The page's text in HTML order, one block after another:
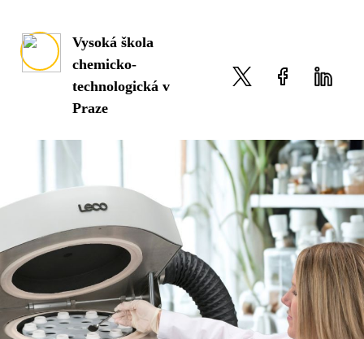
Vysoká škola
chemicko-
technologická v
Praze